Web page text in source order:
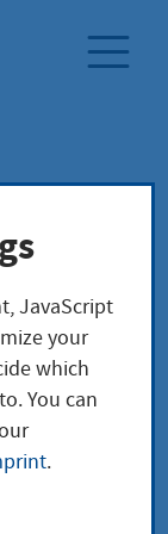
im
Parteien
JavaScript
your
which
You can
.